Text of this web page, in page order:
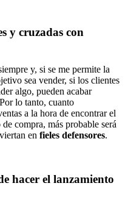
y cruzadas con
y, si se me permite la
sea vender, si los clientes
algo, pueden acabar
lo tanto, cuanto
a la hora de encontrar el
compra, más probable será
en fieles defensores.
hacer el lanzamiento